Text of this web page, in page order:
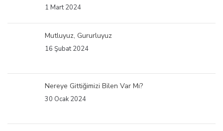
1 Mart 2024
Mutluyuz, Gururluyuz
16 Şubat 2024
Nereye Gittiğimizi Bilen Var Mı?
30 Ocak 2024